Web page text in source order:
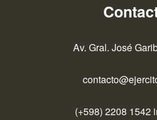
Av. Gral. José
(+598) 2208 1542